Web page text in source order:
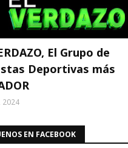
El Grupo de
Deportivas más
2024
EN FACEBOOK